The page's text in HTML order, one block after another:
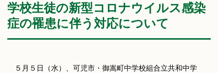
学校生徒の新型コロナウイルス感染
症の罹患に伴う対応について
５月５日（水）、可児市・御嵩町中学校組合立共和中学